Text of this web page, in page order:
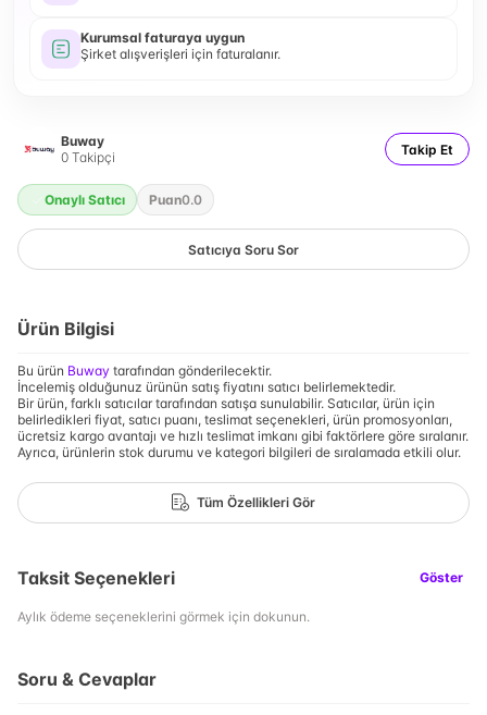
Kurumsal faturaya uygun
Şirket alışverişleri için faturalanır.
Buway
0 Takipçi Takip Et
Onaylı Satıcı Puan0.0
Satıcıya Soru Sor
Ürün Bilgisi
Bu ürün Buway tarafından gönderilecektir.
İncelemiş olduğunuz ürünün satış fiyatını satıcı belirlemektedir.
Bir ürün, farklı satıcılar tarafından satışa sunulabilir. Satıcılar, ürün için
belirledikleri fiyat, satıcı puanı, teslimat seçenekleri, ürün promosyonları,
ücretsiz kargo avantajı ve hızlı teslimat imkanı gibi faktörlere göre sıralanır.
Ayrıca, ürünlerin stok durumu ve kategori bilgileri de sıralamada etkili olur.
Tüm Özellikleri Gör
Taksit Seçenekleri Göster
Aylık ödeme seçeneklerini görmek için dokunun.
Soru & Cevaplar